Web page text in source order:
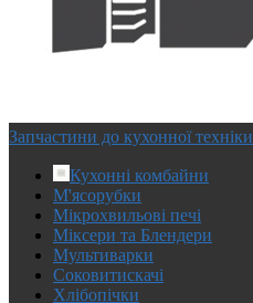
Запчастини до кухонної техніки
Кухонні комбайни
М'ясорубки
Мікрохвильові печі
Міксери та Блендери
Мультиварки
Соковитискачі
Хлібопічки